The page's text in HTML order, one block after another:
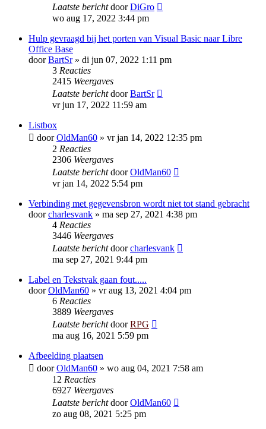
Laatste berichtdoorDiGro
wo aug 17, 2022 3:44 pm
Hulp gevraagd bij het porten van Visual Basic naar Libre
Office Base
doorBartSr» di jun 07, 2022 1:11 pm
3 Reacties
2415 Weergaves
Laatste berichtdoorBartSr
vr jun 17, 2022 11:59 am
Listbox
doorOldMan60 » vr jan 14, 2022 12:35 pm
2 Reacties
2306 Weergaves
Laatste berichtdoorOldMan60
vr jan 14, 2022 5:54 pm
Verbinding met gegevensbron wordt niet tot stand gebracht
doorcharlesvank » ma sep 27, 2021 4:38 pm
4 Reacties
3446 Weergaves
Laatste berichtdoorcharlesvank
ma sep 27, 2021 9:44 pm
Label en Tekstvak gaan fout.....
doorOldMan60 » vr aug 13, 2021 4:04 pm
6 Reacties
3889 Weergaves
Laatste berichtdoorRPG
ma aug 16, 2021 5:59 pm
Afbeelding plaatsen
doorOldMan60 » wo aug 04, 2021 7:58 am
12 Reacties
6927 Weergaves
Laatste berichtdoorOldMan60
zo aug 08, 2021 5:25 pm